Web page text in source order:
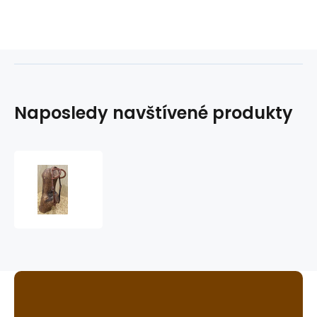
Naposledy navštívené produkty